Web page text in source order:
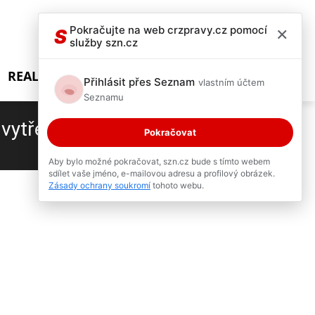
REALITY SHOW
zrak
S Pokračujte na web crzpravy.cz pomocí
služby szn.cz
×
Přihlásit přes Seznam vlastním účtem
Seznamu
Pokračovat
Aby bylo možné pokračovat, szn.cz bude s tímto webem
sdílet vaše jméno, e-mailovou adresu a profilový obrázek.
Zásady ochrany soukromí tohoto webu.